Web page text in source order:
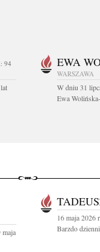
94
EWA
WARSZAWA
W dniu 31
Ewa
16 maja 2026
Barzdo